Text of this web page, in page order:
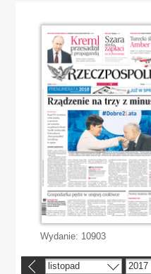
Wydanie: 10903
listopad 2017